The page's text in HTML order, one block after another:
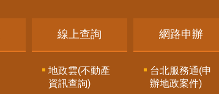
線上查詢
地政雲(不動產
資訊查詢)
網路申辦
台北服務通(申
辦地政案件)